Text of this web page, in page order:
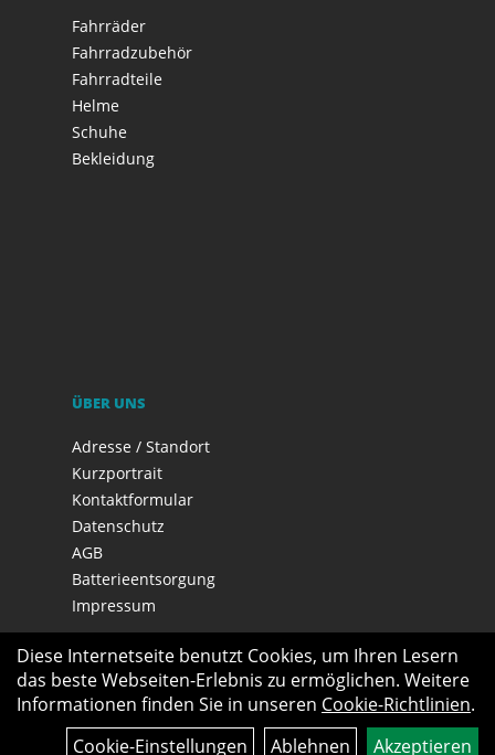
Fahrräder
Fahrradzubehör
Fahrradteile
Helme
Schuhe
Bekleidung
ÜBER UNS
Adresse / Standort
Kurzportrait
Kontaktformular
Datenschutz
AGB
Batterieentsorgung
Impressum
Diese Internetseite benutzt Cookies, um Ihren Lesern
das beste Webseiten-Erlebnis zu ermöglichen. Weitere
Informationen finden Sie in unseren Cookie-Richtlinien.
Cookie-Einstellungen
Ablehnen Akzeptieren